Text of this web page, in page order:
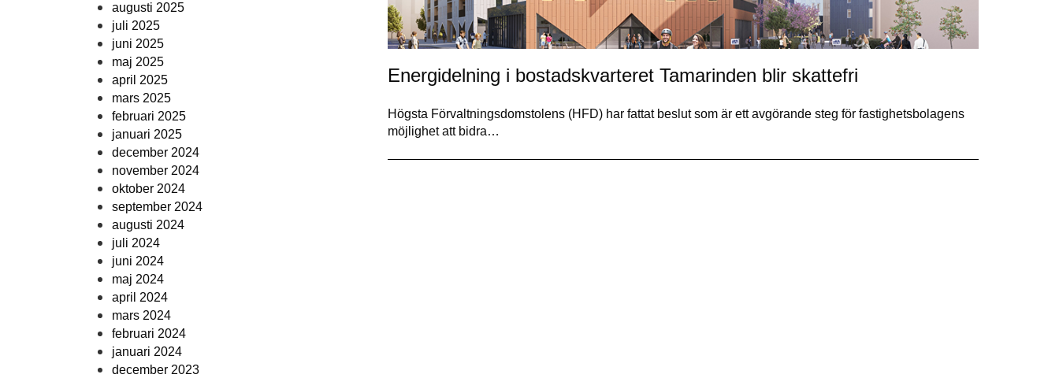
augusti 2025
juli 2025
juni 2025
maj 2025
april 2025
mars 2025
februari 2025
januari 2025
december 2024
november 2024
oktober 2024
september 2024
augusti 2024
juli 2024
juni 2024
maj 2024
april 2024
mars 2024
februari 2024
januari 2024
december 2023
Energidelning i bostadskvarteret Tamarinden blir skattefri
Högsta Förvaltningsdomstolens (HFD) har fattat beslut som är ett avgörande steg för fastighetsbolagens
möjlighet att bidra…